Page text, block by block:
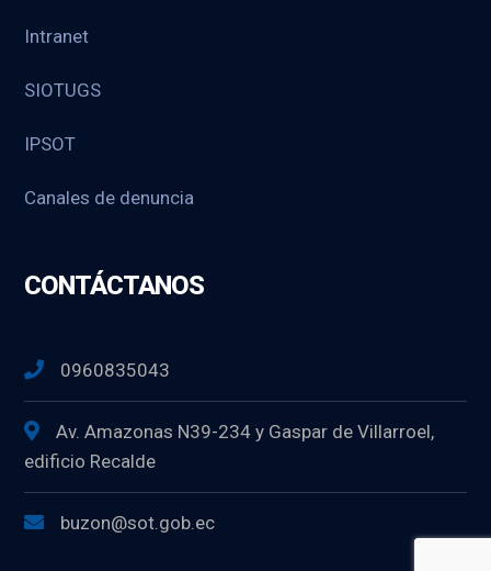
Intranet
SIOTUGS
IPSOT
Canales de denuncia
CONTÁCTANOS
0960835043
Av. Amazonas N39-234 y Gaspar de Villarroel,
edificio Recalde
buzon@sot.gob.ec